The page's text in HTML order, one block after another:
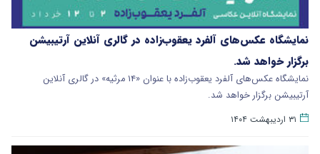
نمایشگاه عکس‌های آلفرد یعقوب‌زاده در گالری آنلاین آرتیبیشن
برگزار خواهد شد.
نمایشگاه عکس‌های آلفرد یعقوب‌زاده با عنوان «۱۴ مرثیه» در گالری آنلاین
آرتیبیشن برگزار خواهد شد.
۳۱ اردیبهشت ۱۴۰۴